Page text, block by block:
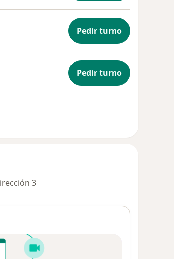
Pedir turno
Pedir turno
3